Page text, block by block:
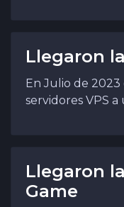
Llegaron
En Julio de
servidores VPS
Llegaron
Game